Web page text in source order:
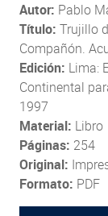
Autor: Pablo
Título: Trujillo
Compañón.
Edición: Lima:
Continental
1997
Material: Libro
Páginas: 254
Original:
Formato: PDF